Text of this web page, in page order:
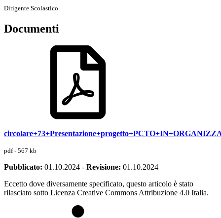
Dirigente Scolastico
Documenti
pdf - 567 kb
Pubblicato: 01.10.2024 - Revisione: 01.10.2024
Eccetto dove diversamente specificato, questo articolo è stato
rilasciato sotto Licenza Creative Commons Attribuzione 4.0 Italia.